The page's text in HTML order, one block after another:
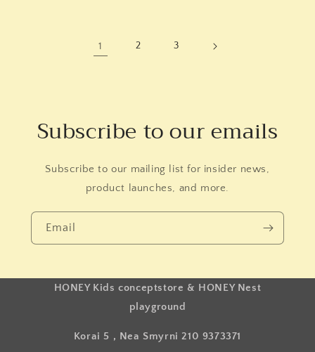
1 2 3
Subscribe to our emails
Subscribe to our mailing list for insider news,
product launches, and more.
Email
HONEY Kids conceptstore & HONEY Nest
playground
Korai 5 , Nea Smyrni 210 9373371